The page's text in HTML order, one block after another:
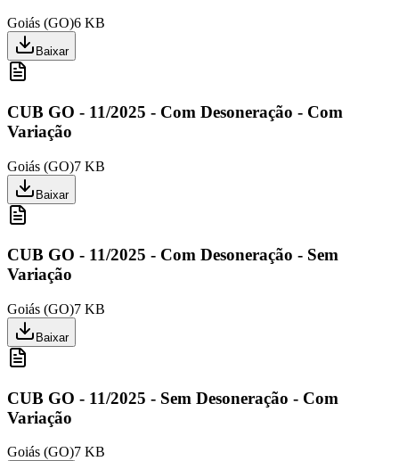
Goiás (GO)6 KB
Baixar
CUB GO - 11/2025 - Com Desoneração - Com
Variação
Goiás (GO)7 KB
Baixar
CUB GO - 11/2025 - Com Desoneração - Sem
Variação
Goiás (GO)7 KB
Baixar
CUB GO - 11/2025 - Sem Desoneração - Com
Variação
Goiás (GO)7 KB